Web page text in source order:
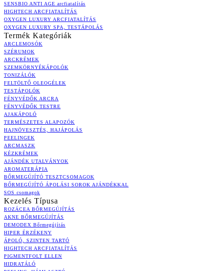
SENSBIO ANTI AGE arcfiatalítás
HIGHTECH ARCFIATALÍTÁS
OXYGEN LUXURY ARCFIATALÍTÁS
OXYGEN LUXURY SPA, TESTÁPOLÁS
Termék Kategóriák
ARCLEMOSÓK
SZÉRUMOK
ARCKRÉMEK
SZEMKÖRNYÉKÁPOLÓK
TONIZÁLÓK
FELTÖLTŐ OLEOGÉLEK
TESTÁPOLÓK
FÉNYVÉDŐK ARCRA
FÉNYVÉDŐK TESTRE
AJAKÁPOLÓ
TERMÉSZETES ALAPOZÓK
HAJNÖVESZTÉS, HAJÁPOLÁS
PEELINGEK
ARCMASZK
KÉZKRÉMEK
AJÁNDÉK UTALVÁNYOK
AROMATERÁPIA
BŐRMEGÚJÍTÓ TESZTCSOMAGOK
BŐRMEGÚJÍTÓ ÁPOLÁSI SOROK AJÁNDÉKKAL
SOS csomagok
Kezelés Típusa
ROZÁCEA BŐRMEGÚJÍTÁS
AKNE BŐRMEGÚJÍTÁS
DEMODEX Bőrmegújítás
HIPER ÉRZÉKENY
ÁPOLÓ, SZINTEN TARTÓ
HIGHTECH ARCFIATALÍTÁS
PIGMENTFOLT ELLEN
HIDRATÁLÓ